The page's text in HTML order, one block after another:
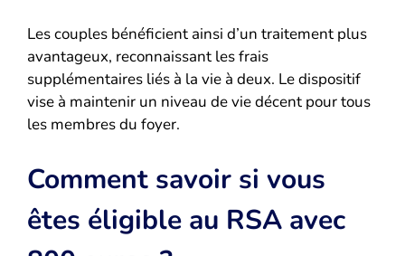
Les couples bénéficient ainsi d’un traitement plus
avantageux, reconnaissant les frais
supplémentaires liés à la vie à deux. Le dispositif
vise à maintenir un niveau de vie décent pour tous
les membres du foyer.
Comment savoir si vous
êtes éligible au RSA avec